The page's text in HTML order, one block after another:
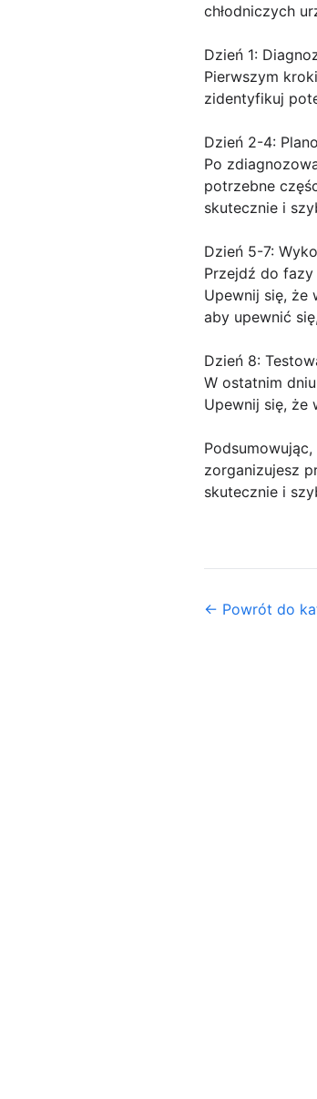
chłodniczych
Dzień 1:
Pierwszym
zidentyfikuj
Dzień 2-4:
Po
potrzebne
skutecznie i
Dzień 5-7:
Przejdź do
Upewnij się, że
aby upewnić
Dzień 8:
W ostatnim
Upewnij się, że
zorganizujesz
skutecznie i
← Powrót do